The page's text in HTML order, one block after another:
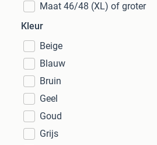
Maat 46/48 (XL) of groter
Kleur
Beige
Blauw
Bruin
Geel
Goud
Grijs